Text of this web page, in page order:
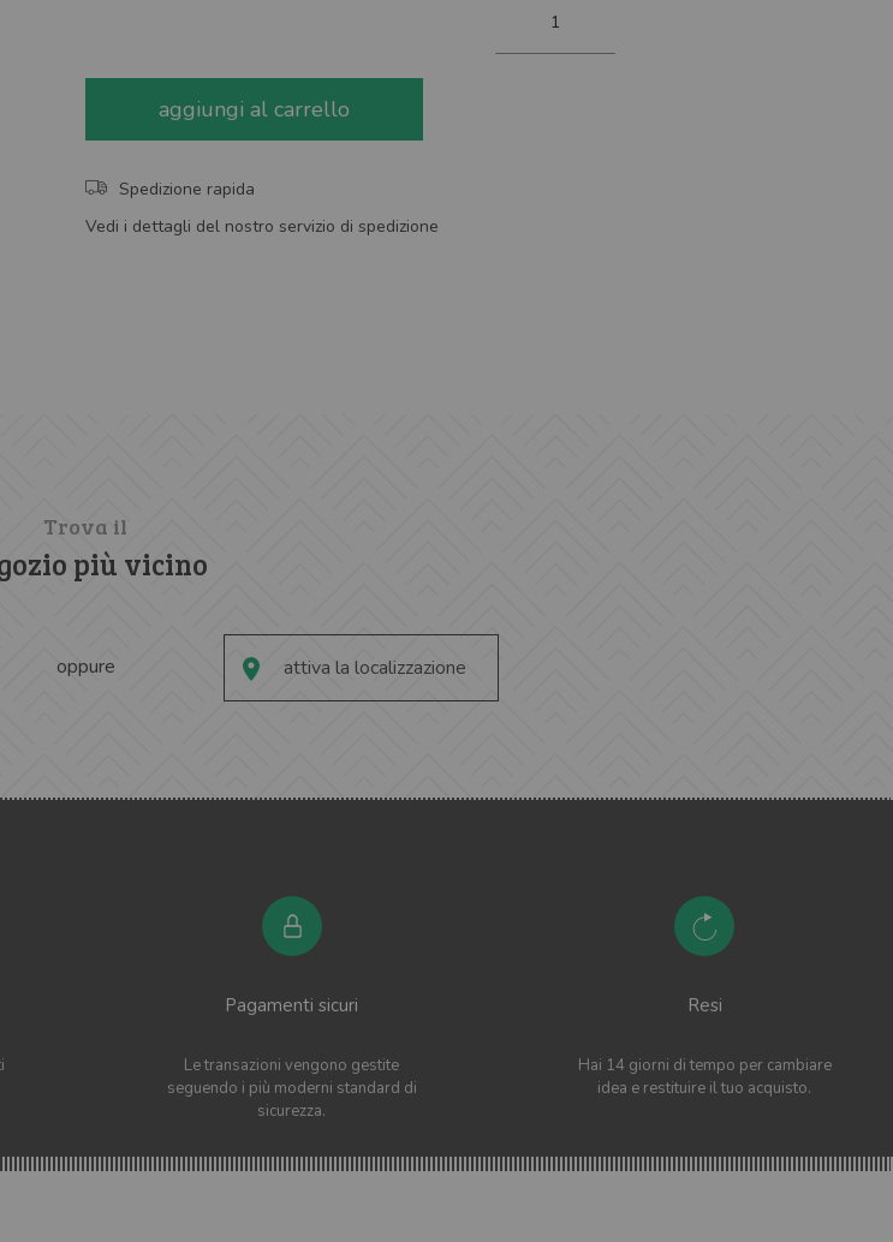
aggiungi al carrello
Spedizione rapida
Vedi i dettagli del nostro servizio di spedizione
Trova il
più vicino
oppure attiva la localizzazione
Pagamenti sicuri
Le transazioni vengono gestite
seguendo i più moderni standard di
sicurezza.
Resi
Hai 14 giorni di tempo per cambiare
idea e restituire il tuo acquisto.